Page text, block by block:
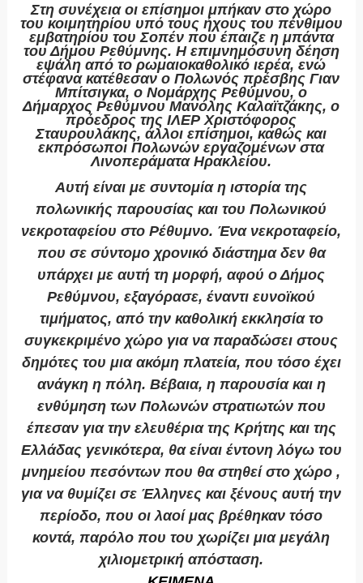
Στη συνέχεια οι επίσημοι μπήκαν στο χώρο
του κοιμητηρίου υπό τους ήχους του πένθιμου
εμβατηρίου του Σοπέν που έπαιζε η μπάντα
του Δήμου Ρεθύμνης. Η επιμνημόσυνη δέηση
εψάλη από το ρωμαιοκαθολικό ιερέα, ενώ
στέφανα κατέθεσαν ο Πολωνός πρέσβης Γιαν
Μπίτσιγκα, ο Νομάρχης Ρεθύμνου, ο
Δήμαρχος Ρεθύμνου Μανόλης Καλαϊτζάκης, ο
πρόεδρος της ΙΛΕΡ Χριστόφορος
Σταυρουλάκης, άλλοι επίσημοι, καθώς και
εκπρόσωποι Πολωνών εργαζομένων στα
Λινοπεράματα Ηρακλείου.
Αυτή είναι με συντομία η ιστορία της
πολωνικής παρουσίας και του Πολωνικού
νεκροταφείου στο Ρέθυμνο. Ένα νεκροταφείο,
που σε σύντομο χρονικό διάστημα δεν θα
υπάρχει με αυτή τη μορφή, αφού ο Δήμος
Ρεθύμνου, εξαγόρασε, έναντι ευνοϊκού
τιμήματος, από την καθολική εκκλησία το
συγκεκριμένο χώρο για να παραδώσει στους
δημότες του μια ακόμη πλατεία, που τόσο έχει
ανάγκη η πόλη. Βέβαια, η παρουσία και η
ενθύμηση των Πολωνών στρατιωτών που
έπεσαν για την ελευθέρια της Κρήτης και της
Ελλάδας γενικότερα, θα είναι έντονη λόγω του
μνημείου πεσόντων που θα στηθεί στο χώρο ,
για να θυμίζει σε Έλληνες και ξένους αυτή την
περίοδο, που οι λαοί μας βρέθηκαν τόσο
κοντά, παρόλο που του χωρίζει μια μεγάλη
χιλιομετρική απόσταση.